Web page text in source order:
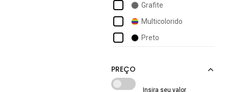
Grafite
Multicolorido
Preto